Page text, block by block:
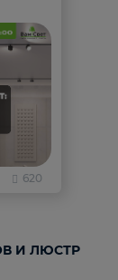
620
И ЛЮСТР